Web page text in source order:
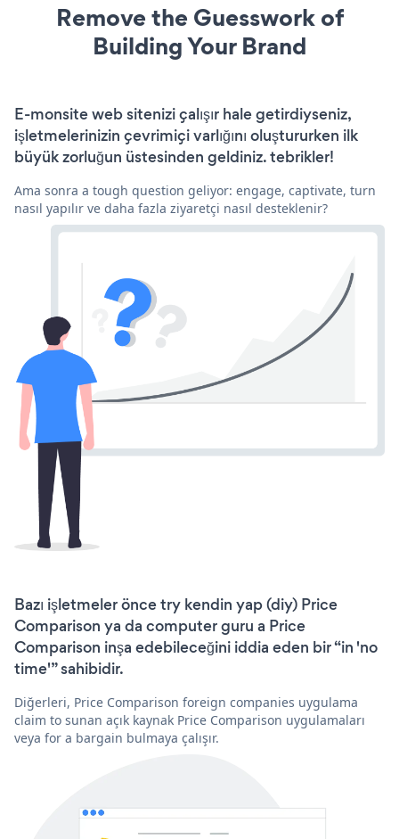
Remove the Guesswork of
Building Your Brand
E-monsite web sitenizi çalışır hale getirdiyseniz,
işletmelerinizin çevrimiçi varlığını oluştururken ilk
büyük zorluğun üstesinden geldiniz. tebrikler!
Ama sonra a tough question geliyor: engage, captivate, turn
nasıl yapılır ve daha fazla ziyaretçi nasıl desteklenir?
Bazı işletmeler önce try kendin yap (diy) Price
Comparison ya da computer guru a Price
Comparison inşa edebileceğini iddia eden bir “in 'no
time'” sahibidir.
Diğerleri, Price Comparison foreign companies uygulama
claim to sunan açık kaynak Price Comparison uygulamaları
veya for a bargain bulmaya çalışır.